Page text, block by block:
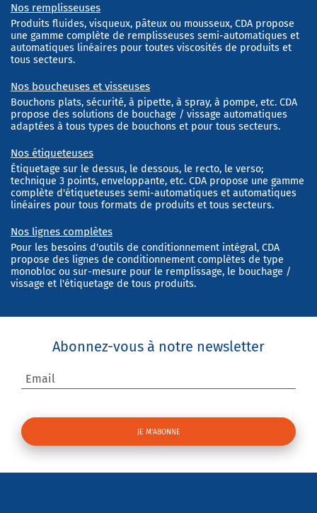
Nos remplisseuses
Produits fluides, visqueux, pâteux ou mousseux, CDA propose
une gamme complète de remplisseuses semi-automatiques et
automatiques linéaires pour toutes viscosités de produits et
tous secteurs.
Nos boucheuses et visseuses
Bouchons plats, sécurité, à pipette, à spray, à pompe, etc. CDA
propose des solutions de bouchage / vissage automatiques
adaptées à tous types de bouchons et pour tous secteurs.
Nos étiqueteuses
Étiquetage sur le dessus, le dessous, le recto, le verso;
technique 3 points, enveloppante, etc. CDA propose une gamme
complète d'étiqueteuses semi-automatiques et automatiques
linéaires pour tous formats de produits et tous secteurs.
Nos lignes complètes
Pour les besoins d'outils de conditionnement intégral, CDA
propose des lignes de conditionnement complètes de type
monobloc ou sur-mesure pour le remplissage, le bouchage /
vissage et l'étiquetage de tous produits.
Abonnez-vous à notre newsletter
Email